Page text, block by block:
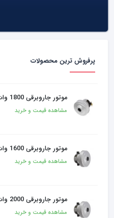
پرفروش ترین محصولات
موتور جاروبرقی 1800 وات بدون لبه
مشاهده قیمت و خرید
موتور جاروبرقی 1600 وات لبه دار
مشاهده قیمت و خرید
موتور جاروبرقی 2000 وات لبه دار
مشاهده قیمت و خرید